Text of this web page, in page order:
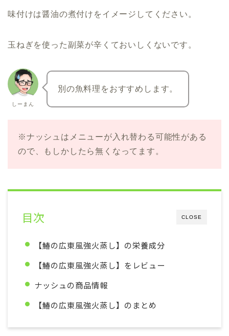
味付けは醤油の煮付けをイメージしてください。
玉ねぎを使った副菜が辛くておいしくないです。
しーまん
別の魚料理をおすすめします。
※ナッシュはメニューが入れ替わる可能性がある
ので、もしかしたら無くなってます。
CLOSE
目次
【鰆の広東風強火蒸し】の栄養成分
【鰆の広東風強火蒸し】をレビュー
ナッシュの商品情報
【鰆の広東風強火蒸し】のまとめ